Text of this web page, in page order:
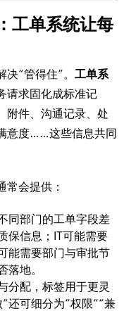
工单系统让每
“管得住”。 工单系
请求固化成标准记
附件、沟通记录、处
意度……这些信息共同
会提供：
同部门的工单字段差
保信息；IT可能需要
能需要部门与审批节
落地。
分配，标签用于更灵
还可细分为“权限”“兼